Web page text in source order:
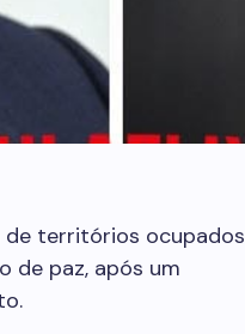
territórios ocupados
de paz, após um